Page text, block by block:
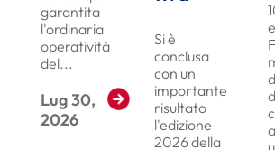
garantita
l'ordinaria
operatività
del...
Lug 30,
2026
Si è
conclusa
con un
importante
risultato
l'edizione
2026 della